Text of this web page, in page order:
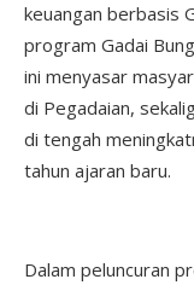
keuangan berbasis
program Gadai
ini menyasar
di Pegadaian,
di tengah
tahun ajaran baru.
Dalam peluncuran